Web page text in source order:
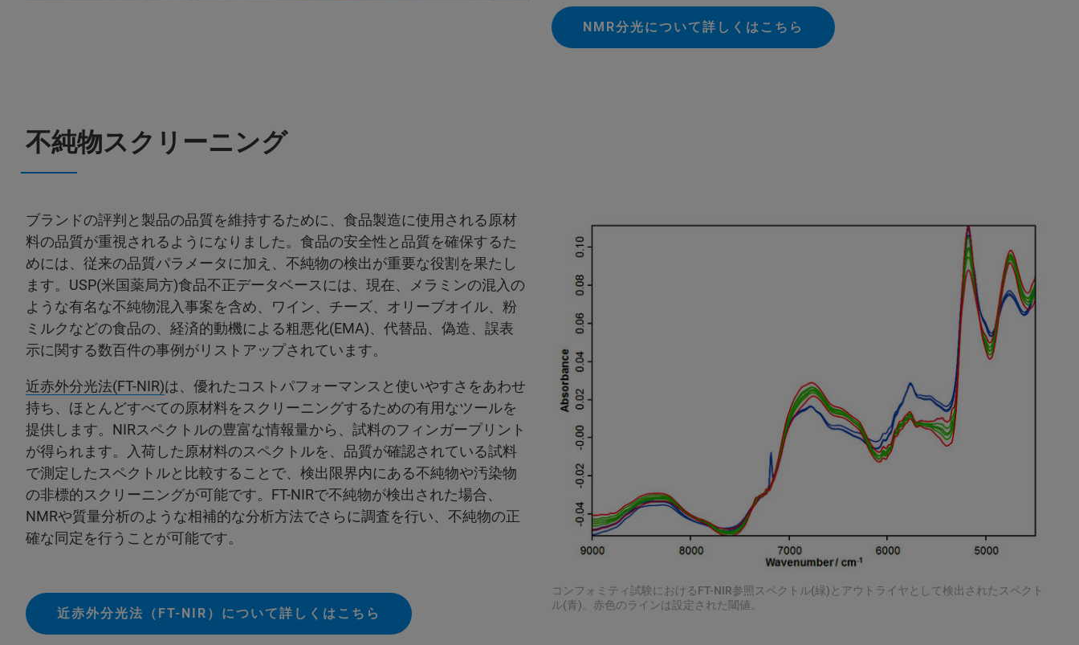
NMR分光について詳しくはこちら
不純物スクリーニング
コンフォミティ試験におけるFT-NIR参照スペクトル(緑)とアウトライヤとして検出されたスペクト
ル(青)。赤色のラインは設定された閾値。
ブランドの評判と製品の品質を維持するために、食品製造に使用される原材
料の品質が重視されるようになりました。食品の安全性と品質を確保するた
めには、従来の品質パラメータに加え、不純物の検出が重要な役割を果たし
ます。USP(米国薬局方)食品不正データベースには、現在、メラミンの混入の
ような有名な不純物混入事案を含め、ワイン、チーズ、オリーブオイル、粉
ミルクなどの食品の、経済的動機による粗悪化(EMA)、代替品、偽造、誤表
示に関する数百件の事例がリストアップされています。
近赤外分光法(FT-NIR)は、優れたコストパフォーマンスと使いやすさをあわせ
持ち、ほとんどすべての原材料をスクリーニングするための有用なツールを
提供します。NIRスペクトルの豊富な情報量から、試料のフィンガープリント
が得られます。入荷した原材料のスペクトルを、品質が確認されている試料
で測定したスペクトルと比較することで、検出限界内にある不純物や汚染物
の非標的スクリーニングが可能です。FT-NIRで不純物が検出された場合、
NMRや質量分析のような相補的な分析方法でさらに調査を行い、不純物の正
確な同定を行うことが可能です。
近赤外分光法（FT-NIR）について詳しくはこちら